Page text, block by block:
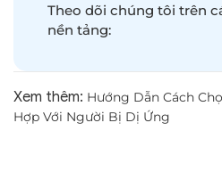
Theo dõi chúng tôi trên
nền tảng:
Xem thêm: Hướng Dẫn Cách
Hợp Với Người Bị Dị Ứng